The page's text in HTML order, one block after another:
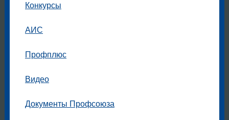
Конкурсы
АИС
Профплюс
Видео
Документы Профсоюза